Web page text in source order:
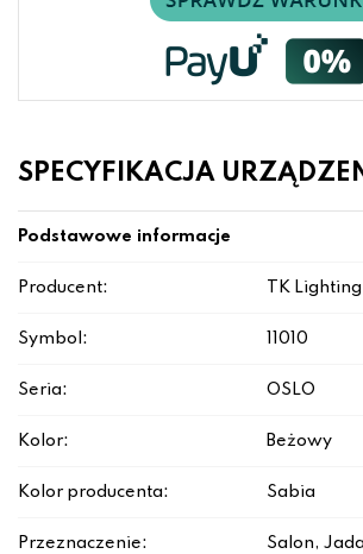
SPECYFIKACJA
Podstawowe informacje
Producent: TK Lighting
Symbol: 11010
Seria: OSLO
Kolor: Beżowy
Kolor producenta: Sabia
Przeznaczenie:
Salon,